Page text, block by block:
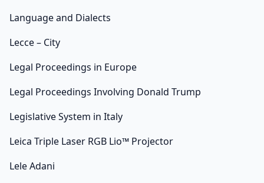
Language and Dialects
Lecce – City
Legal Proceedings in Europe
Legal Proceedings Involving Donald Trump
Legislative System in Italy
Leica Triple Laser RGB Lio™ Projector
Lele Adani